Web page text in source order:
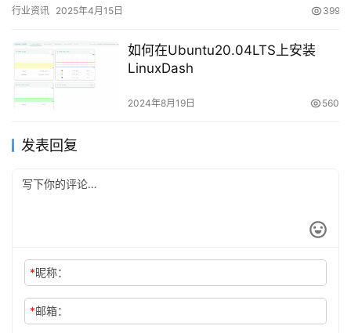
管也…
行业资讯 2025年4月15日 399
如何在Ubuntu20.04LTS上安装
LinuxDash
2024年8月19日 560
发表回复
*昵称：
*邮箱：